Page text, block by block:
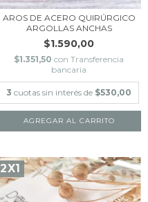
AROS DE ACERO QUIRÚRGICO
ARGOLLAS ANCHAS
$1.590,00
$1.351,50 con Transferencia
bancaria
3 cuotas sin interés de $530,00
AGREGAR AL CARRITO
2X1